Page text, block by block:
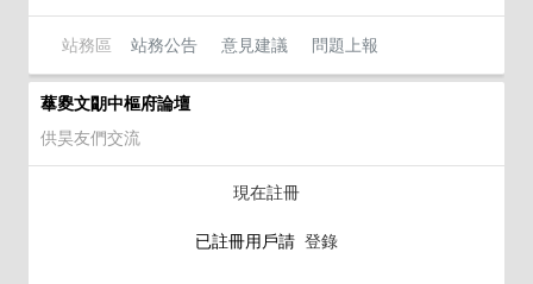
站務區 站務公告 意見建議 問題上報
蕐夓文朙中樞府論壇
供昊友們交流
現在註冊
已註冊用戶請 登錄